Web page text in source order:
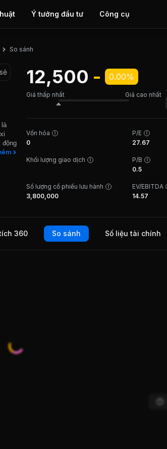
Ý tưởng đầu tư Công cụ
So sánh
là
động
12,500 - 0.00%
Giá thấp nhất
Giá cao nhất
Vốn hóa
0
P/E
27.67
Khối lượng giao dịch
P/B
0.5
Số lượng cổ phiếu lưu hành
3,800,000
EV/EBITDA
14.57
360 So sánh Số liệu tài chính